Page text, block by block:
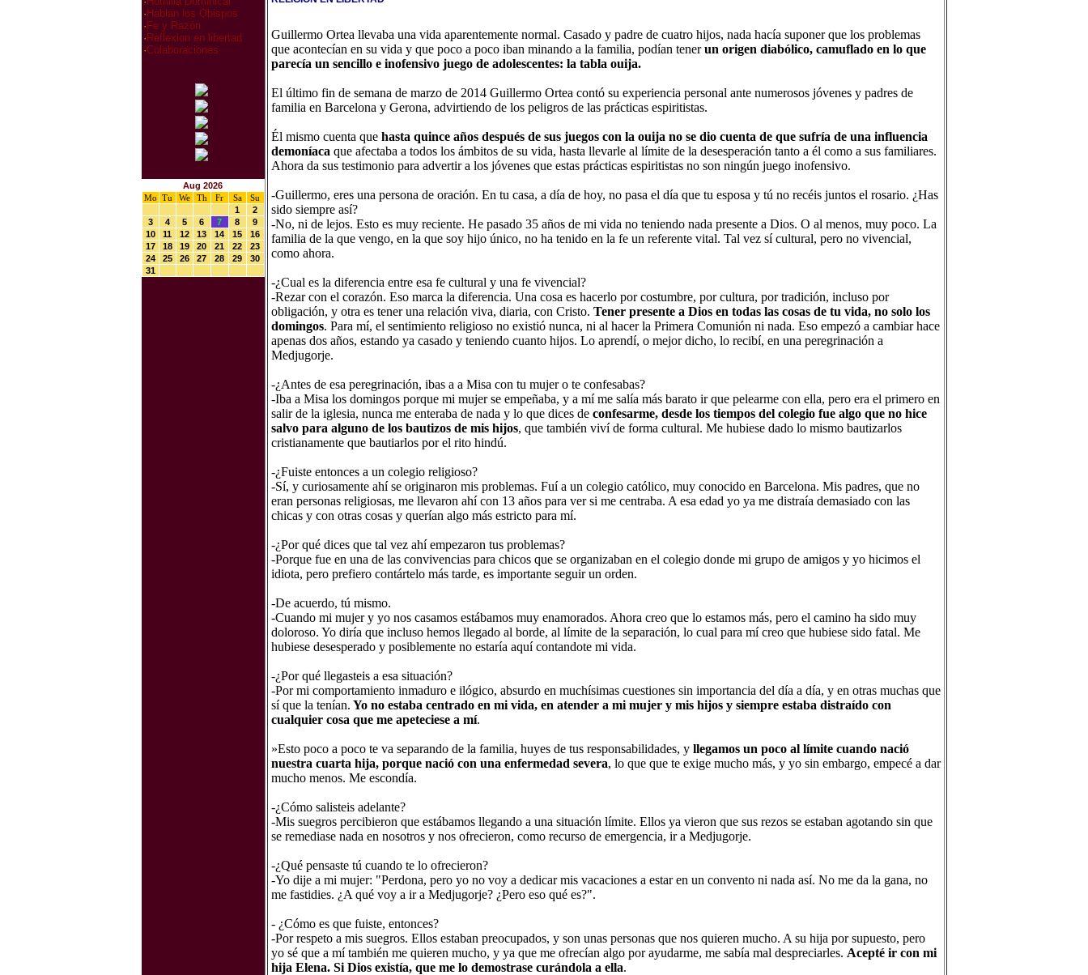
· Hablan los Obispos
· Fe y Razón
· Reflexion en libertad
·Colaboraciones
Aug 2026
Mo Tu We Th Fr Sa
Su
1
2
3
4 5 6 7 8
9
10
11 12 13 14 15
16
17
18 19 20 21 22
23
24
25 26 27 28 29
30
31
Guillermo Ortea llevaba una vida aparentemente normal. Casado y padre de cuatro hijos, nada hacía suponer que los problemas
que acontecían en su vida y que poco a poco iban minando a la familia, podían tenerun origen diabólico, camuflado en lo que
parecía un sencillo e inofensivo juego de adolescentes: la tabla ouija.
El último fin de semana de marzo de 2014 Guillermo Ortea contó su experiencia personal ante numerosos jóvenes y padres de
familia en Barcelona y Gerona, advirtiendo de los peligros de las prácticas espiritistas.
Él mismo cuenta que hasta quince años después de sus juegos con la ouija no se dio cuenta de que sufría de una influencia
demoníaca que afectaba a todos los ámbitos de su vida, hasta llevarle al límite de la desesperación tanto a él como a sus familiares.
Ahora da sus testimonio para advertir a los jóvenes que estas prácticas espiritistas no son ningún juego inofensivo.
-Guillermo, eres una persona de oración. En tu casa, a día de hoy, no pasa el día que tu esposa y tú no recéis juntos el rosario. ¿Has
sido siempre así?
-No, ni de lejos. Esto es muy reciente. He pasado 35 años de mi vida no teniendo nada presente a Dios. O al menos, muy poco. La
familia de la que vengo, en la que soy hijo único, no ha tenido en la fe un referente vital. Tal vez sí cultural, pero no vivencial,
como ahora.
-¿Cual es la diferencia entre esa fe cultural y una fe vivencial?
-Rezar con el corazón. Eso marca la diferencia. Una cosa es hacerlo por costumbre, por cultura, por tradición, incluso por
obligación, y otra es tener una relación viva, diaria, con Cristo. Tener presente a Dios en todas las cosas de tu vida, no solo los
domingos. Para mí, el sentimiento religioso no existió nunca, ni al hacer la Primera Comunión ni nada. Eso empezó a cambiar hace
apenas dos años, estando ya casado y teniendo cuanto hijos. Lo aprendí, o mejor dicho, lo recibí, en una peregrinación a
Medjugorje.
-¿Antes de esa peregrinación, ibas a a Misa con tu mujer o te confesabas?
-Iba a Misa los domingos porque mi mujer se empeñaba, y a mí me salía más barato ir que pelearme con ella, pero era el primero en
salir de la iglesia, nunca me enteraba de nada y lo que dices de confesarme, desde los tiempos del colegio fue algo que no hice
salvo para alguno de los bautizos de mis hijos, que también viví de forma cultural. Me hubiese dado lo mismo bautizarlos
cristianamente que bautiarlos por el rito hindú.
-¿Fuiste entonces a un colegio religioso?
-Sí, y curiosamente ahí se originaron mis problemas. Fuí a un colegio católico, muy conocido en Barcelona. Mis padres, que no
eran personas religiosas, me llevaron ahí con 13 años para ver si me centraba. A esa edad yo ya me distraía demasiado con las
chicas y con otras cosas y querían algo más estricto para mí.
-¿Por qué dices que tal vez ahí empezaron tus problemas?
-Porque fue en una de las convivencias para chicos que se organizaban en el colegio donde mi grupo de amigos y yo hicimos el
idiota, pero prefiero contártelo más tarde, es importante seguir un orden.
-De acuerdo, tú mismo.
-Cuando mi mujer y yo nos casamos estábamos muy enamorados. Ahora creo que lo estamos más, pero el camino ha sido muy
doloroso. Yo diría que incluso hemos llegado al borde, al límite de la separación, lo cual para mí creo que hubiese sido fatal. Me
hubiese desesperado y posiblemente no estaría aquí contandote mi vida.
-¿Por qué llegasteis a esa situación?
-Por mi comportamiento inmaduro e ilógico, absurdo en muchísimas cuestiones sin importancia del día a día, y en otras muchas que
sí que la tenían. Yo no estaba centrado en mi vida, en atender a mi mujer y mis hijos y siempre estaba distraído con
cualquier cosa que me apeteciese a mí.
»Esto poco a poco te va separando de la familia, huyes de tus responsabilidades, y llegamos un poco al límite cuando nació
nuestra cuarta hija, porque nació con una enfermedad severa, lo que que te exige mucho más, y yo sin embargo, empecé a dar
mucho menos. Me escondía.
-¿Cómo salisteis adelante?
-Mis suegros percibieron que estábamos llegando a una situación límite. Ellos ya vieron que sus rezos se estaban agotando sin que
se remediase nada en nosotros y nos ofrecieron, como recurso de emergencia, ir a Medjugorje.
-¿Qué pensaste tú cuando te lo ofrecieron?
-Yo dije a mi mujer: "Perdona, pero yo no voy a dedicar mis vacaciones a estar en un convento ni nada así. No me da la gana, no
me fastidies. ¿A qué voy a ir a Medjugorje? ¿Pero eso qué es?".
- ¿Cómo es que fuiste, entonces?
-Por respeto a mis suegros. Ellos estaban preocupados, y son unas personas que nos quieren mucho. A su hija por supuesto, pero
yo sé que a mí también me quieren mucho, y ya que me ofrecían algo por ayudarme, me sabía mal despreciarles. Acepté ir con mi
hija Elena. Si Dios existía, que me lo demostrase curándola a ella.